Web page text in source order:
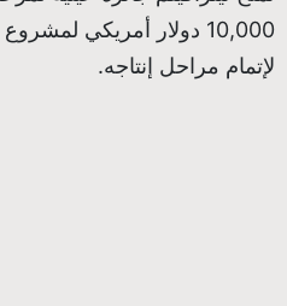
10,000 دولار أمريكي
لإتمام مراحل إنتاجه.